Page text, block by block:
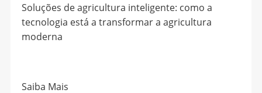
Soluções de agricultura inteligente: como a
tecnologia está a transformar a agricultura
moderna
Saiba Mais